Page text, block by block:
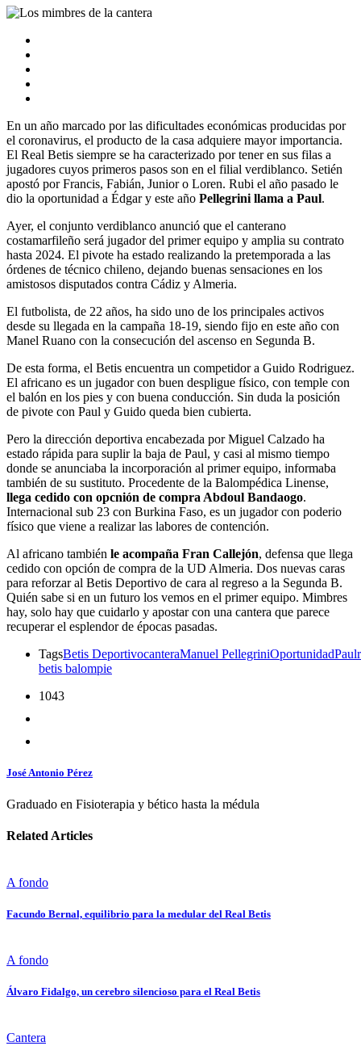
En un año marcado por las dificultades económicas producidas por
el coronavirus, el producto de la casa adquiere mayor importancia.
El Real Betis siempre se ha caracterizado por tener en sus filas a
jugadores cuyos primeros pasos son en el filial verdiblanco. Setién
apostó por Francis, Fabián, Junior o Loren. Rubi el año pasado le
dio la oportunidad a Édgar y este año Pellegrini llama a Paul.
Ayer, el conjunto verdiblanco anunció que el canterano
costamarfileño será jugador del primer equipo y amplia su contrato
hasta 2024. El pivote ha estado realizando la pretemporada a las
órdenes de técnico chileno, dejando buenas sensaciones en los
amistosos disputados contra Cádiz y Almeria.
El futbolista, de 22 años, ha sido uno de los principales activos
desde su llegada en la campaña 18-19, siendo fijo en este año con
Manel Ruano con la consecución del ascenso en Segunda B.
De esta forma, el Betis encuentra un competidor a Guido Rodriguez.
El africano es un jugador con buen despligue físico, con temple con
el balón en los pies y con buena conducción. Sin duda la posición
de pivote con Paul y Guido queda bien cubierta.
Pero la dirección deportiva encabezada por Miguel Calzado ha
estado rápida para suplir la baja de Paul, y casi al mismo tiempo
donde se anunciaba la incorporación al primer equipo, informaba
también de su sustituto. Procedente de la Balompédica Linense,
llega cedido con opcnión de compra Abdoul Bandaogo.
Internacional sub 23 con Burkina Faso, es un jugador con poderio
físico que viene a realizar las labores de contención.
Al africano también le acompaña Fran Callejón, defensa que llega
cedido con opción de compra de la UD Almeria. Dos nuevas caras
para reforzar al Betis Deportivo de cara al regreso a la Segunda B.
Quién sabe si en un futuro los vemos en el primer equipo. Mimbres
hay, solo hay que cuidarlo y apostar con una cantera que parece
recuperar el esplendor de épocas pasadas.
TagsBetis DeportivocanteraManuel PellegriniOportunidadPaul
betis balompie
1043
José Antonio Pérez
Graduado en Fisioterapia y bético hasta la médula
Related Articles
A fondo
Facundo Bernal, equilibrio para la medular del Real Betis
A fondo
Álvaro Fidalgo, un cerebro silencioso para el Real Betis
Cantera